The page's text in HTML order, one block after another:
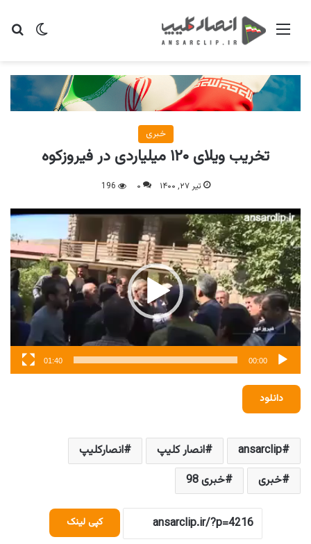
تغییر منو
خبری
تخریب ویلای ۱۲۰ میلیاردی در فیروزکوه
تیر ۲۷, ۱۴۰۰ ۰ 196
نمایشگر
ویدیو
00:00
01:40
دانلود
ansarclip انصار کلیپ
انصارکلیپ
خبری
خبری 98
کپی لینک